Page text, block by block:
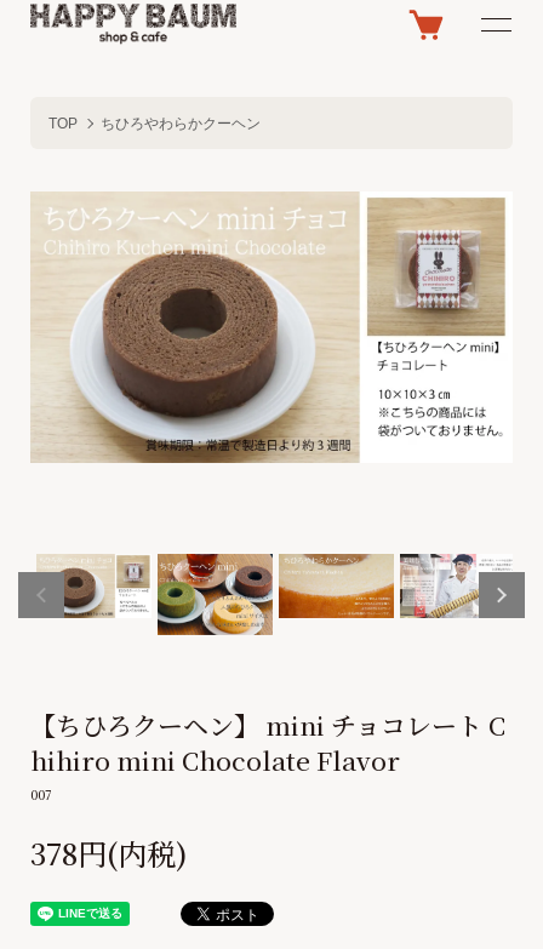
TOP ちひろやわらかクーヘン
【ちひろクーヘン】 mini チョコレート C
hihiro mini Chocolate Flavor
007
378円(内税)